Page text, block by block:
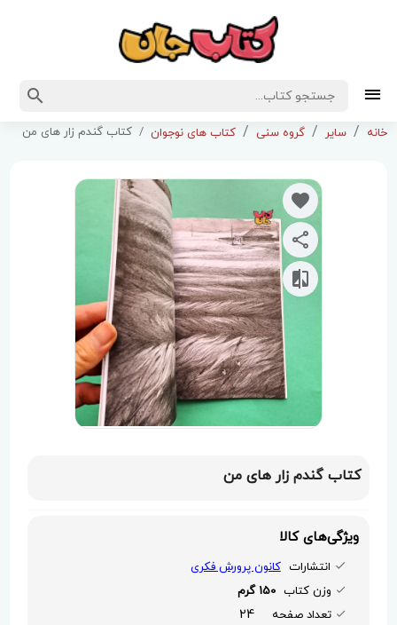
خانه سایر گروه سنی کتاب های نوجوان کتاب گندم زار های من
کتاب گندم زار های من
ویژگی‌های کالا
انتشارات کانون پرورش فکری
وزن کتاب 150 گرم
تعداد صفحه
24